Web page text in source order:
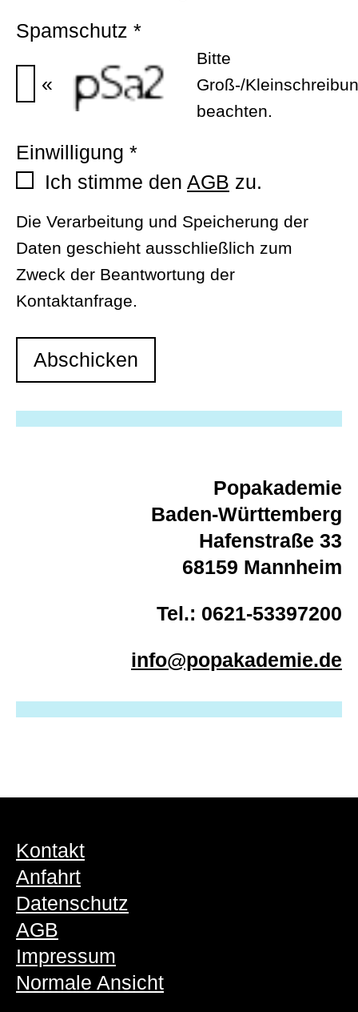
Spamschutz *
«
Bitte
Groß-/
beachten.
Einwilligung *
Ich stimme den AGB zu.
Die Verarbeitung und Speicherung der
Daten geschieht ausschließlich zum
Zweck der Beantwortung der
Kontaktanfrage.
Popakademie
Baden-Württemberg
Hafenstraße 33
68159 Mannheim
Tel.: 0621-53397200
info@popakademie.de
Kontakt
Anfahrt
Datenschutz
AGB
Impressum
Normale Ansicht